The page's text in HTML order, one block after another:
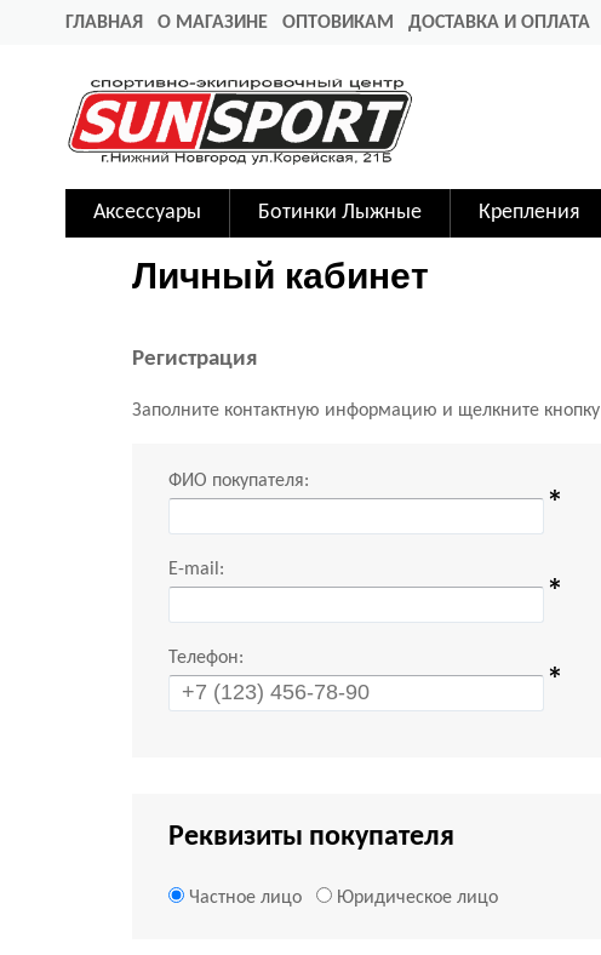
ГЛАВНАЯ О МАГАЗИНЕ ОПТОВИКАМ ДОСТАВКА И ОПЛАТА
Аксессуары Ботинки Лыжные Крепления
Личный кабинет
Регистрация
Заполните контактную информацию и щелкните кнопку
ФИО покупателя:
E-mail:
Телефон:
Реквизиты покупателя
Частное лицо Юридическое лицо